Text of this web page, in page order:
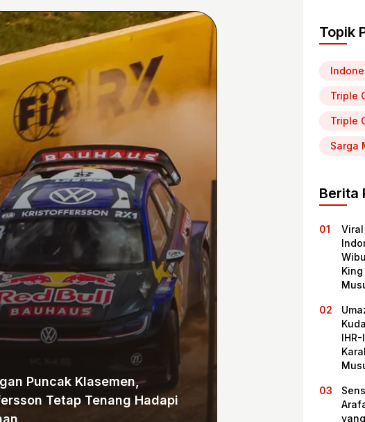
Puncak Klasemen,
Tetap Tenang Hadapi
Topik
Triple
Triple
Sarga
Berita
Viral